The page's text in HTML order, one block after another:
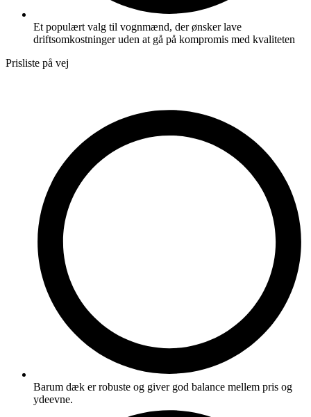
Et populært valg til vognmænd, der ønsker lave
driftsomkostninger uden at gå på kompromis med kvaliteten
Prisliste på vej
Barum dæk er robuste og giver god balance mellem pris og
ydeevne.